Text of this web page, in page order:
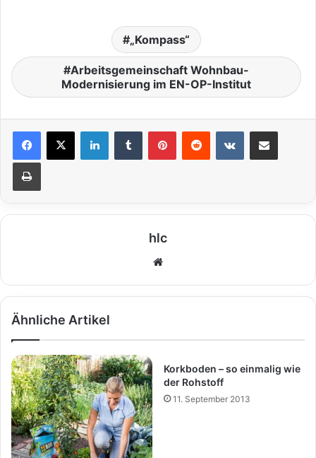
„Kompass“
Arbeitsgemeinschaft Wohnbau-
Modernisierung im EN-OP-Institut
hlc
eit
Ähnliche Artikel
Korkboden – so einmalig wie
der Rohstoff
11. September 2013